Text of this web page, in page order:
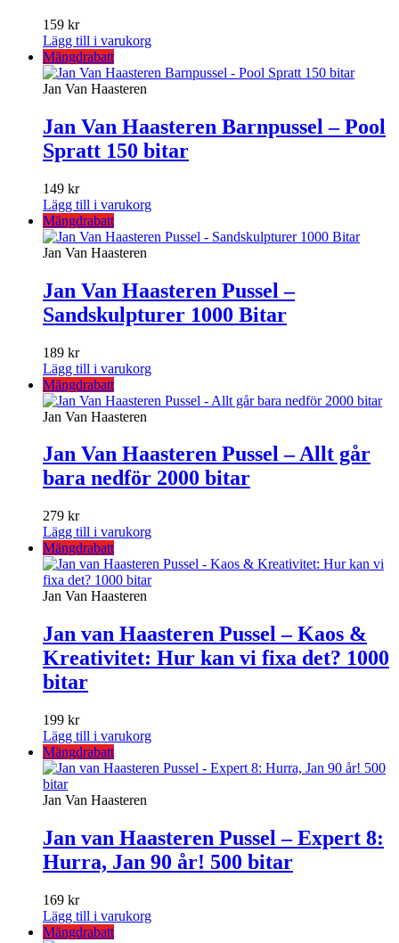
159 kr
Lägg till i varukorg
Mängdrabatt
Jan Van Haasteren
Jan Van Haasteren Barnpussel – Pool
Spratt 150 bitar
149 kr
Lägg till i varukorg
Mängdrabatt
Jan Van Haasteren
Jan Van Haasteren Pussel –
Sandskulpturer 1000 Bitar
189 kr
Lägg till i varukorg
Mängdrabatt
Jan Van Haasteren
Jan Van Haasteren Pussel – Allt går
bara nedför 2000 bitar
279 kr
Lägg till i varukorg
Mängdrabatt
Jan Van Haasteren
Jan van Haasteren Pussel – Kaos &
Kreativitet: Hur kan vi fixa det? 1000
bitar
199 kr
Lägg till i varukorg
Mängdrabatt
Jan Van Haasteren
Jan van Haasteren Pussel – Expert 8:
Hurra, Jan 90 år! 500 bitar
169 kr
Lägg till i varukorg
Mängdrabatt